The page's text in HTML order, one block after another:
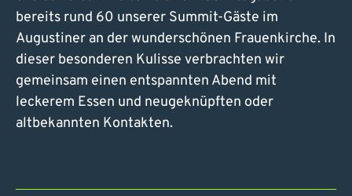
bereits rund 60 unserer Summit-Gäste im
Augustiner an der wunderschönen Frauenkirche. In
dieser besonderen Kulisse verbrachten wir
gemeinsam einen entspannten Abend mit
leckerem Essen und neugeknüpften oder
altbekannten Kontakten.